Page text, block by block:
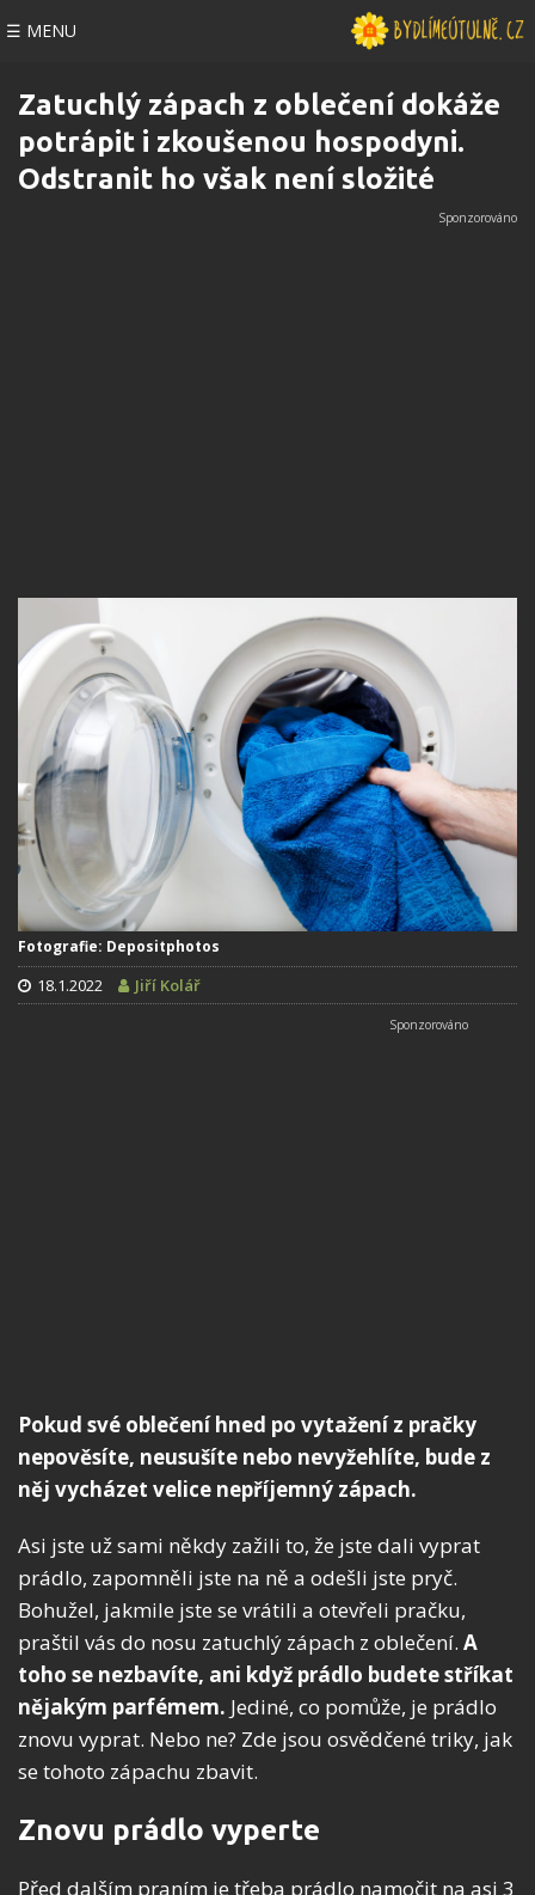
☰ MENU
Zatuchlý zápach z oblečení dokáže
potrápit i zkoušenou hospodyni.
Odstranit ho však není složité
Fotografie: Depositphotos
18.1.2022 Jiří Kolář
Pokud své oblečení hned po vytažení z pračky
nepověsíte, neusušíte nebo nevyžehlíte, bude z
něj vycházet velice nepříjemný zápach.
Asi jste už sami někdy zažili to, že jste dali vyprat
prádlo, zapomněli jste na ně a odešli jste pryč.
Bohužel, jakmile jste se vrátili a otevřeli pračku,
praštil vás do nosu zatuchlý zápach z oblečení. A
toho se nezbavíte, ani když prádlo budete stříkat
nějakým parfémem. Jediné, co pomůže, je prádlo
znovu vyprat. Nebo ne? Zde jsou osvědčené triky, jak
se tohoto zápachu zbavit.
Znovu prádlo vyperte
Před dalším praním je třeba prádlo namočit na asi 3